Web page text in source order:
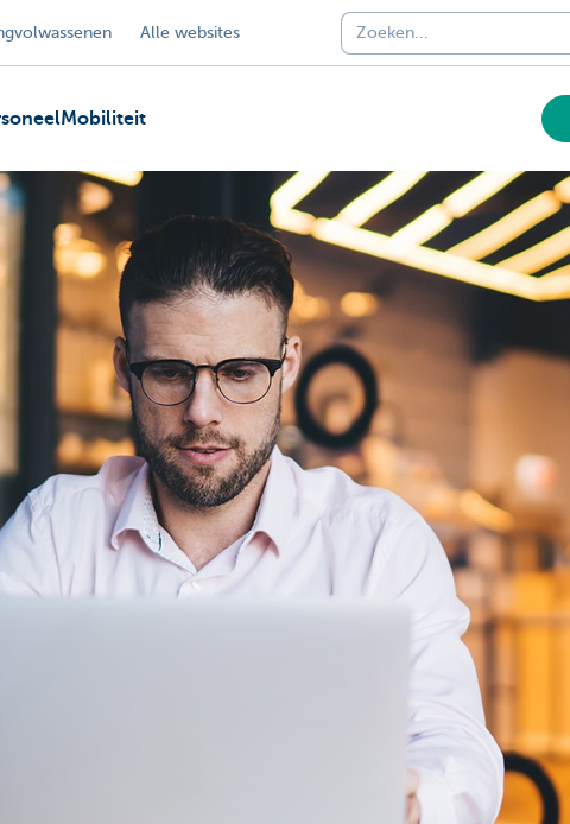
Alle websites
Mobiliteit